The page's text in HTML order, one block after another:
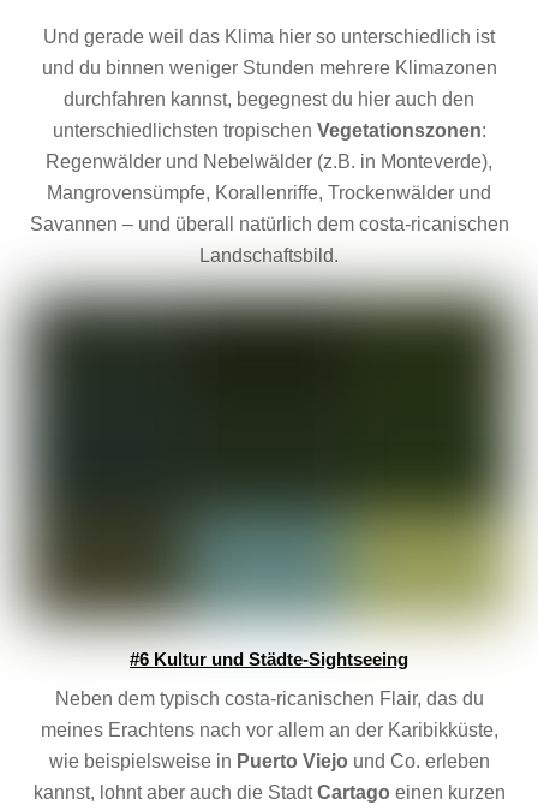
Und gerade weil das Klima hier so unterschiedlich ist
und du binnen weniger Stunden mehrere Klimazonen
durchfahren kannst, begegnest du hier auch den
unterschiedlichsten tropischen Vegetationszonen:
Regenwälder und Nebelwälder (z.B. in Monteverde),
Mangrovensümpfe, Korallenriffe, Trockenwälder und
Savannen – und überall natürlich dem costa-ricanischen
Landschaftsbild.
#6 Kultur und Städte-Sightseeing
Neben dem typisch costa-ricanischen Flair, das du
meines Erachtens nach vor allem an der Karibikküste,
wie beispielsweise in Puerto Viejo und Co. erleben
kannst, lohnt aber auch die StadtCartago einen kurzen